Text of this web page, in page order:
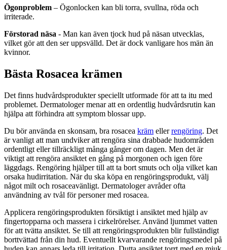
Ögonproblem – Ögonlocken kan bli torra, svullna, röda och
irriterade.
Förstorad näsa - Man kan även tjock hud på näsan utvecklas,
vilket gör att den ser uppsvälld. Det är dock vanligare hos män än
kvinnor.
Bästa Rosacea krämen
Det finns hudvårdsprodukter speciellt utformade för att ta itu med
problemet. Dermatologer menar att en ordentlig hudvårdsrutin kan
hjälpa att förhindra att symptom blossar upp.
Du bör använda en skonsam, bra rosacea kräm ellerrengöring. Det
är vanligt att man undviker att rengöra sina drabbade hudområden
ordentligt eller tillräckligt många gånger om dagen. Men det är
viktigt att rengöra ansiktet en gång på morgonen och igen före
läggdags. Rengöring hjälper till att ta bort smuts och olja vilket kan
orsaka hudirritation. När du ska köpa en rengöringsprodukt, välj
något milt och rosaceavänligt. Dermatologer avråder ofta
användning av tvål för personer med rosacea.
Applicera rengöringsprodukten försiktigt i ansiktet med hjälp av
fingertopparna och massera i cirkelrörelser. Använd ljummet vatten
för att tvätta ansiktet. Se till att rengöringsprodukten blir fullständigt
borttvättad från din hud. Eventuellt kvarvarande rengöringsmedel på